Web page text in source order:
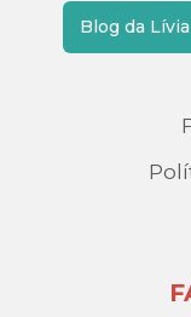
Blog da Lívia